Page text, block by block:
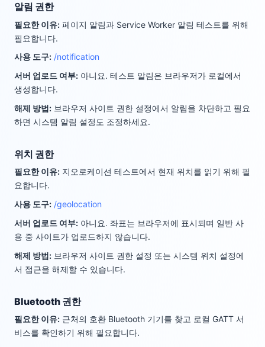
알림 권한
필요한 이유: 페이지 알림과 Service Worker 알림 테스트를 위해
필요합니다.
사용 도구: /notification
서버 업로드 여부: 아니요. 테스트 알림은 브라우저가 로컬에서
생성합니다.
해제 방법: 브라우저 사이트 권한 설정에서 알림을 차단하고 필요
하면 시스템 알림 설정도 조정하세요.
위치 권한
필요한 이유: 지오로케이션 테스트에서 현재 위치를 읽기 위해 필
요합니다.
사용 도구: /geolocation
서버 업로드 여부: 아니요. 좌표는 브라우저에 표시되며 일반 사
용 중 사이트가 업로드하지 않습니다.
해제 방법: 브라우저 사이트 권한 설정 또는 시스템 위치 설정에
서 접근을 해제할 수 있습니다.
Bluetooth 권한
필요한 이유: 근처의 호환 Bluetooth 기기를 찾고 로컬 GATT 서
비스를 확인하기 위해 필요합니다.